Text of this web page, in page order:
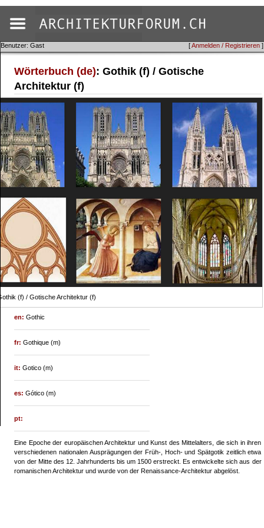
[Anmelden / Registrieren ]
Benutzer: Gast
Wörterbuch (de): Gothik (f) / Gotische
Architektur (f)
(f) / Gotische Architektur (f)
en:Gothic
fr:Gothique (m)
it:Gotico (m)
es:Gótico (m)
pt:
Eine Epoche der europäischen Architektur und Kunst des Mittelalters, die sich in ihren
verschiedenen nationalen Ausprägungen der Früh-, Hoch- und Spätgotik zeitlich etwa
von der Mitte des 12. Jahrhunderts bis um 1500 erstreckt. Es entwickelte sich aus der
romanischen Architektur und wurde von der Renaissance-Architektur abgelöst.